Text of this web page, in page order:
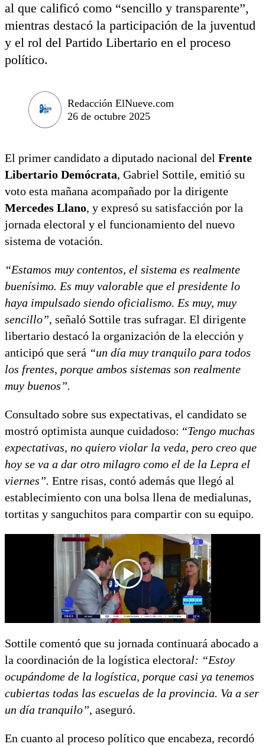
al que calificó como “sencillo y transparente”,
mientras destacó la participación de la juventud
y el rol del Partido Libertario en el proceso
político.
Redacción ElNueve.com
26 de octubre 2025
El primer candidato a diputado nacional del Frente
Libertario Demócrata, Gabriel Sottile, emitió su
voto esta mañana acompañado por la dirigente
Mercedes Llano, y expresó su satisfacción por la
jornada electoral y el funcionamiento del nuevo
sistema de votación.
“Estamos muy contentos, el sistema es realmente
buenísimo. Es muy valorable que el presidente lo
haya impulsado siendo oficialismo. Es muy, muy
sencillo”, señaló Sottile tras sufragar. El dirigente
libertario destacó la organización de la elección y
anticipó que será “un día muy tranquilo para todos
los frentes, porque ambos sistemas son realmente
muy buenos”.
Consultado sobre sus expectativas, el candidato se
mostró optimista aunque cuidadoso: “Tengo muchas
expectativas, no quiero violar la veda, pero creo que
hoy se va a dar otro milagro como el de la Lepra el
viernes”. Entre risas, contó además que llegó al
establecimiento con una bolsa llena de medialunas,
tortitas y sanguchitos para compartir con su equipo.
Sottile comentó que su jornada continuará abocado a
la coordinación de la logística electoral: “Estoy
ocupándome de la logística, porque casi ya tenemos
cubiertas todas las escuelas de la provincia. Va a ser
un día tranquilo”, aseguró.
En cuanto al proceso político que encabeza, recordó